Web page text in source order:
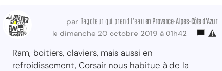
par Ragoteur qui prend l'eau en Provence-Alpes-Côte d'Azur
le dimanche 20 octobre 2019 à 01h42
Ram, boitiers, claviers, mais aussi en
refroidissement, Corsair nous habitue à de la